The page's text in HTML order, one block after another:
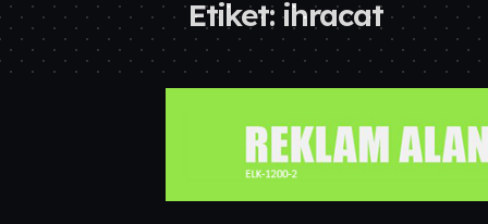
Etiket:ihracat